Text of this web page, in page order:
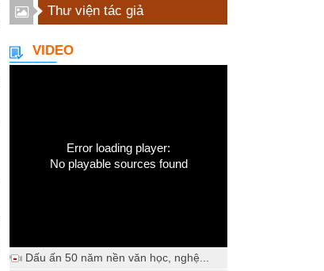
Thư viện tác giả
VIDEO
Error loading player:
No playable sources found
Dấu ấn 50 năm nền văn học, nghệ...